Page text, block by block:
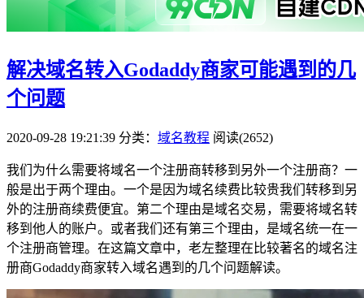
解决域名转入Godaddy商家可能遇到的几
个问题
2020-09-28 19:21:39 分类： 域名教程 阅读(2652)
我们为什么需要将域名一个注册商转移到另外一个注册商？一
般是出于两个理由。一个是因为域名续费比较贵我们转移到另
外的注册商续费便宜。第二个理由是域名交易，需要将域名转
移到他人的账户。或者我们还有第三个理由，是域名统一在一
个注册商管理。在这篇文章中，老左整理在比较著名的域名注
册商Godaddy商家转入域名遇到的几个问题解读。